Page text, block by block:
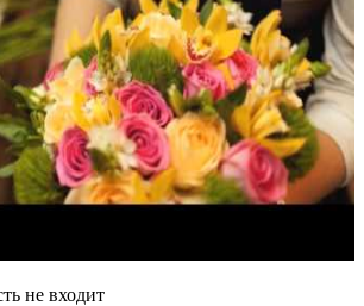
не входит